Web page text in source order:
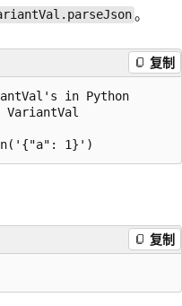
。
复制
in Python
复制